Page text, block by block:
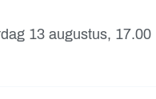
13 augustus, 17.00